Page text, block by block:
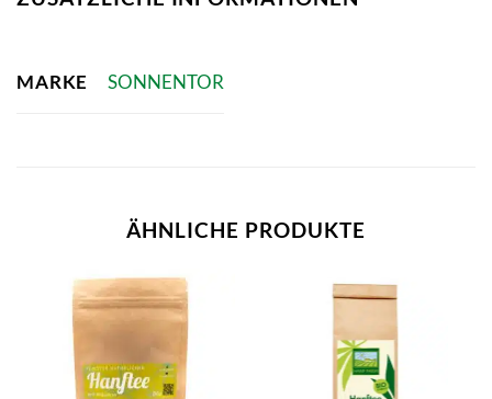
MARKE SONNENTOR
ÄHNLICHE PRODUKTE